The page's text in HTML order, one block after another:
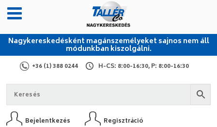
Nagykereskedésként magánszemélyeket sajnos nem áll
módunkban kiszolgálni.
+36 (1) 388 0244 H-CS: 8:00-16:30, P: 8:00-16:30
Bejelentkezés Regisztráció